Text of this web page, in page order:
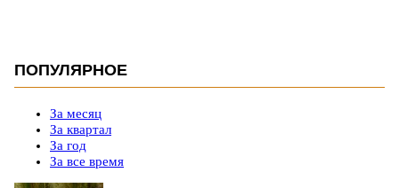
ПОПУЛЯРНОЕ
За месяц
За квартал
За год
За все время